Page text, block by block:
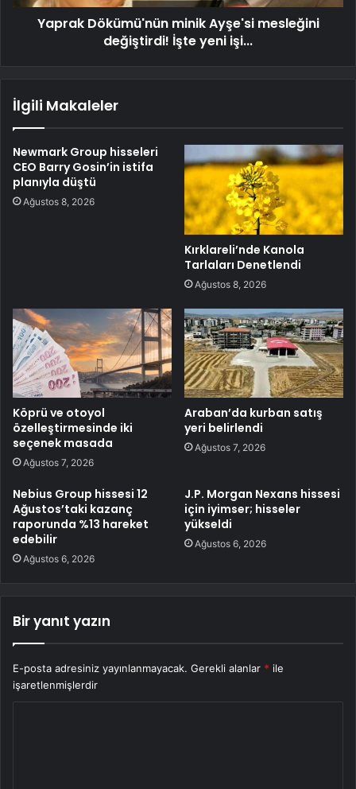
Yaprak Dökümü'nün minik Ayşe'si mesleğini
değiştirdi! İşte yeni işi...
İlgili Makaleler
Newmark Group hisseleri
CEO Barry Gosin’in istifa
planıyla düştü
Ağustos 8, 2026
Kırklareli’nde Kanola
Tarlaları Denetlendi
Ağustos 8, 2026
Köprü ve otoyol
özelleştirmesinde iki
seçenek masada
Ağustos 7, 2026
Araban’da kurban satış
yeri belirlendi
Ağustos 7, 2026
Nebius Group hissesi 12
Ağustos’taki kazanç
raporunda %13 hareket
edebilir
Ağustos 6, 2026
J.P. Morgan Nexans hissesi
için iyimser; hisseler
yükseldi
Ağustos 6, 2026
Bir yanıt yazın
E-posta adresiniz yayınlanmayacak. Gerekli alanlar * ile
işaretlenmişlerdir